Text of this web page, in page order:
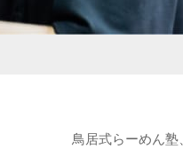
純生パスタシリーズ
の
方
オリジナルラーメン
商品を作りたい方
営らーめん店・麺の直販店
百年麺工房 Yahoo!ショ
鳥居式らーめん